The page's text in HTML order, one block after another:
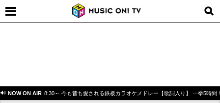
NOW ON AIR 8:30～ 今も昔も愛される鉄板カラオケメドレー【歌詞入り】 一挙5時間